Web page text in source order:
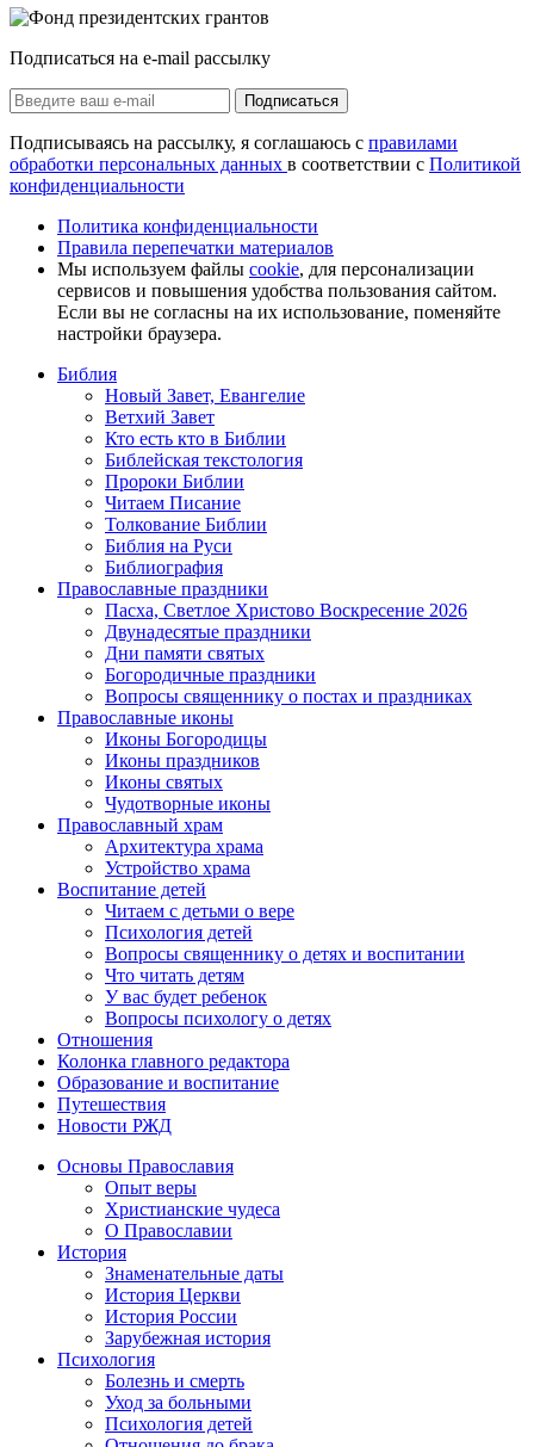
Подписаться на e-mail рассылку
Подписаться
Подписываясь на рассылку, я соглашаюсь с правилами
обработки персональных данных в соответствии с Политикой
конфиденциальности
Политика конфиденциальности
Правила перепечатки материалов
Мы используем файлы cookie, для персонализации
сервисов и повышения удобства пользования сайтом.
Если вы не согласны на их использование, поменяйте
настройки браузера.
Библия
Новый Завет, Евангелие
Ветхий Завет
Кто есть кто в Библии
Библейская текстология
Пророки Библии
Читаем Писание
Толкование Библии
Библия на Руси
Библиография
Православные праздники
Пасха, Светлое Христово Воскресение 2026
Двунадесятые праздники
Дни памяти святых
Богородичные праздники
Вопросы священнику о постах и праздниках
Православные иконы
Иконы Богородицы
Иконы праздников
Иконы святых
Чудотворные иконы
Православный храм
Архитектура храма
Устройство храма
Воспитание детей
Читаем с детьми о вере
Психология детей
Вопросы священнику о детях и воспитании
Что читать детям
У вас будет ребенок
Вопросы психологу о детях
Отношения
Колонка главного редактора
Образование и воспитание
Путешествия
Новости РЖД
Основы Православия
Опыт веры
Христианские чудеса
О Православии
История
Знаменательные даты
История Церкви
История России
Зарубежная история
Психология
Болезнь и смерть
Уход за больными
Психология детей